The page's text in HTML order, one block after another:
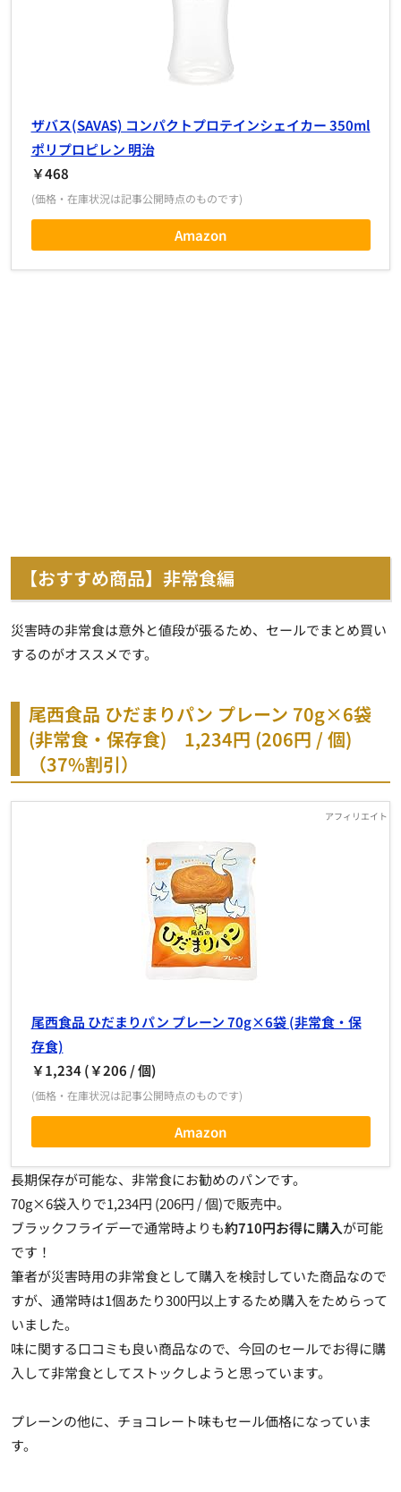
ザバス(SAVAS) コンパクトプロテインシェイカー 350ml
ポリプロピレン 明治
￥468
(価格・在庫状況は記事公開時点のものです)
Amazon
【おすすめ商品】非常食編
災害時の非常食は意外と値段が張るため、セールでまとめ買い
するのがオススメです。
尾西食品 ひだまりパン プレーン 70g×6袋
(非常食・保存食) 1,234円 (206円 / 個)
（37%割引）
尾西食品 ひだまりパン プレーン 70g×6袋 (非常食・保
存食)
￥1,234 (￥206 / 個)
(価格・在庫状況は記事公開時点のものです)
Amazon
長期保存が可能な、非常食にお勧めのパンです。
70g×6袋入りで1,234円 (206円 / 個)で販売中。
ブラックフライデーで通常時よりも約710円お得に購入が可能
です！
筆者が災害時用の非常食として購入を検討していた商品なので
すが、通常時は1個あたり300円以上するため購入をためらって
いました。
味に関する口コミも良い商品なので、今回のセールでお得に購
入して非常食としてストックしようと思っています。
プレーンの他に、チョコレート味もセール価格になっていま
す。